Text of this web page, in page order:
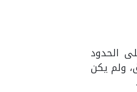
مدمراً آخر في 14 أكتوبر/تشرين الأول 2012، على الحدود
ولم يكن